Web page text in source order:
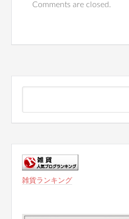
Comments are closed.
雑貨ランキング